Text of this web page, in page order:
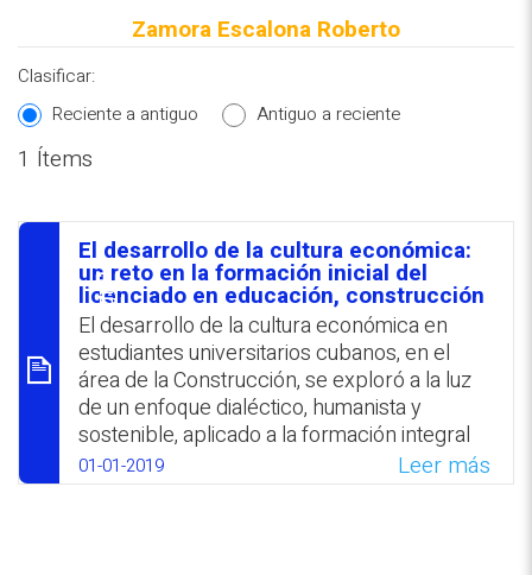
REPOSITORIO EN LÍNEA DE
CONTENIDOS ACADÉMICOS SOBRE
EDUCACIÓN Y FORMACIÓN DEL
PROFESORADO
Zamora Escalona Roberto
Clasificar:
Reciente a antiguo
Antiguo a reciente
1 Ítems
סיכום
El desarrollo de la cultura económica:
un reto en la formación inicial del
licenciado en educación, construcción
El desarrollo de la cultura económica en
estudiantes universitarios cubanos, en el
área de la Construcción, se exploró a la luz
de un enfoque dialéctico, humanista y
sostenible, aplicado a la formación integral
del discente. Se destacó la importancia de
que la educación prepare a los alumnos
01-01-2019 Leer más